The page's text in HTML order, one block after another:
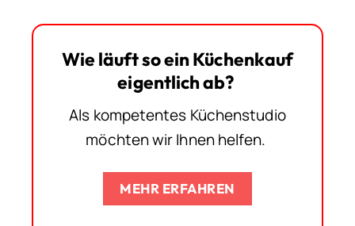
Wie läuft so ein Küchenkauf
eigentlich ab?
Als kompetentes Küchenstudio
möchten wir Ihnen helfen.
MEHR ERFAHREN